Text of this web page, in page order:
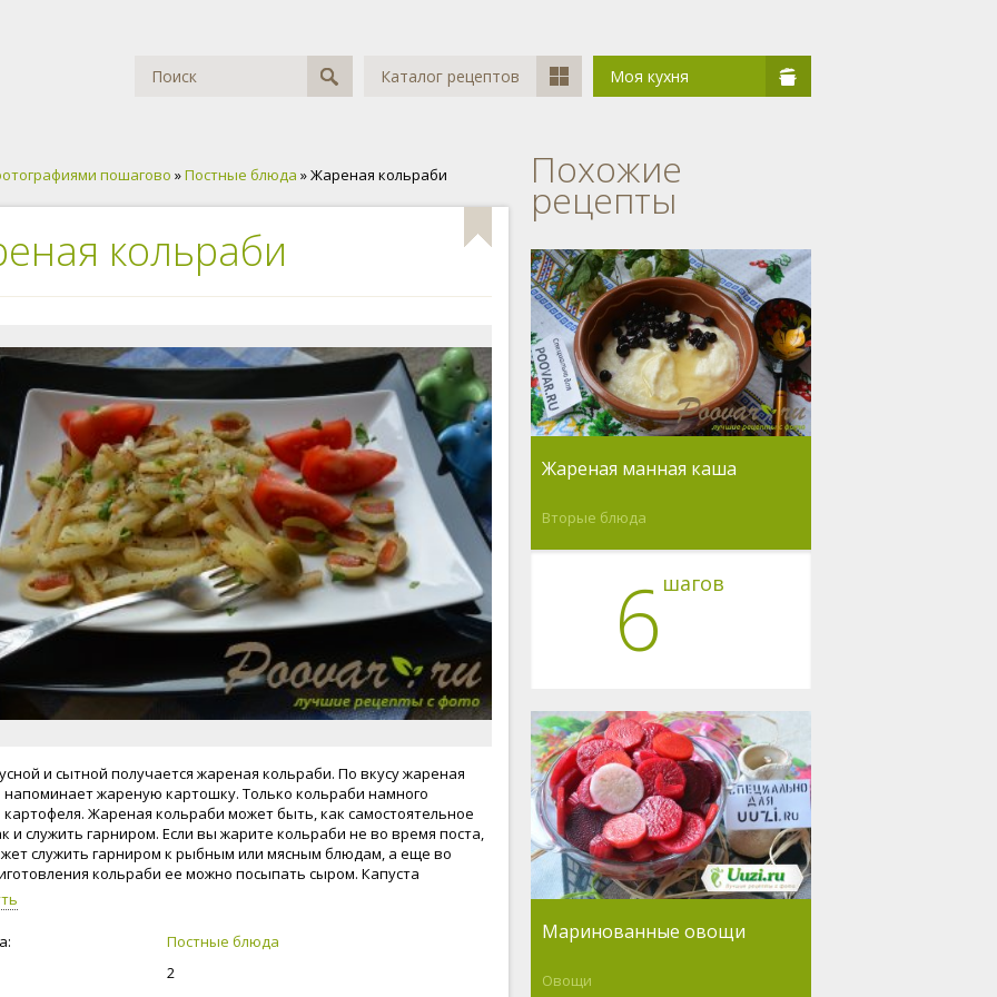
Каталог рецептов Моя кухня
пошагово »Постные блюда » Жареная кольраби
кольраби
и сытной получается жареная кольраби. По вкусу жареная
напоминает жареную картошку. Только кольраби намного
Жареная кольраби может быть, как самостоятельное
и служить гарниром. Если вы жарите кольраби не во время поста,
служить гарниром к рыбным или мясным блюдам, а еще во
кольраби ее можно посыпать сыром. Капуста
большое количество витамина C, недаром ее называют
грядки". Также кольраби содержит большое количество
белка, минералов, углеводов, кальция, магния. Капуста
усваивается организмом и дает чувство сытости, что так
для нас во время поста. И еще важный момент, для тех, кто
Постные блюда
2
Похожие
рецепты
Жареная манная каша
Вторые блюда
6 шагов
Маринованные овощи
Овощи